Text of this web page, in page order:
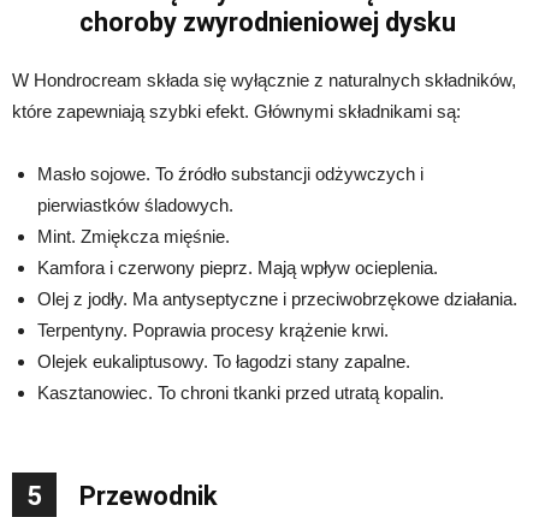
choroby zwyrodnieniowej dysku
W Hondrocream składa się wyłącznie z naturalnych składników,
które zapewniają szybki efekt. Głównymi składnikami są:
Masło sojowe. To źródło substancji odżywczych i
pierwiastków śladowych.
Mint. Zmiękcza mięśnie.
Kamfora i czerwony pieprz. Mają wpływ ocieplenia.
Olej z jodły. Ma antyseptyczne i przeciwobrzękowe działania.
Terpentyny. Poprawia procesy krążenie krwi.
Olejek eukaliptusowy. To łagodzi stany zapalne.
Kasztanowiec. To chroni tkanki przed utratą kopalin.
5 Przewodnik